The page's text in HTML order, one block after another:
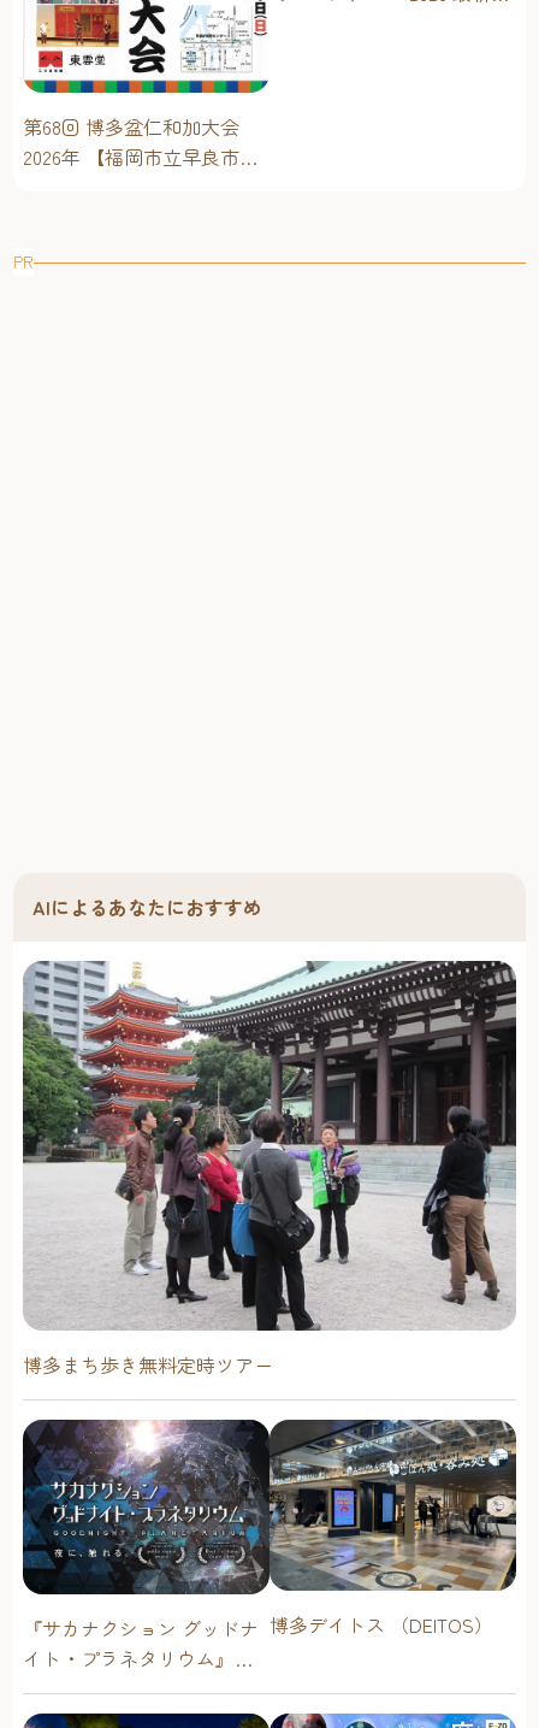
第68回 博多盆仁和加大会
2026年 【福岡市立早良市民
PR
AIによるあなたにおすすめ
博多まち歩き無料定時ツアー
『サカナクション グッドナ
イト・プラネタリウム』が
今年も上映決定！【福岡市
科学館 ドームシアター】
博多デイトス （DEITOS）